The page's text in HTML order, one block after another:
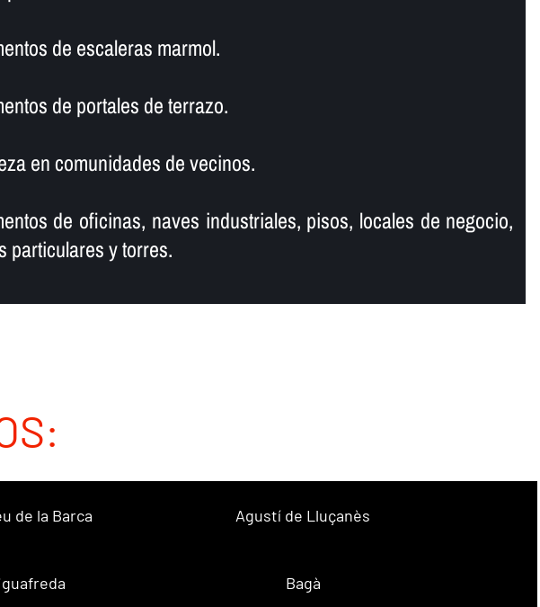
de escaleras marmol.
de portales de terrazo.
en comunidades de vecinos.
de oficinas, naves industriales, pisos, locales de negocio,
particulares y torres.
de la Barca Agustí de Lluçanès
Bagà